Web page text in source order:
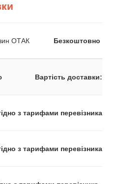
ОТАК Безкоштовно
Вартість доставки:
з тарифами перевізника
з тарифами перевізника